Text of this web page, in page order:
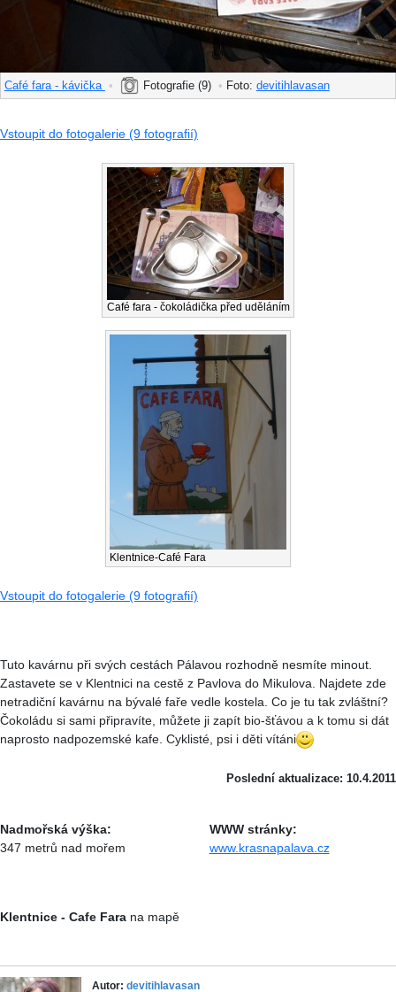
Café fara - kávička • Fotografie (9) • Foto: devitihlavasan
Vstoupit do fotogalerie (9 fotografií)
Café fara - čokoládička před uděláním
Klentnice-Café Fara
Vstoupit do fotogalerie (9 fotografií)
Tuto kavárnu při svých cestách Pálavou rozhodně nesmíte minout.
Zastavete se v Klentnici na cestě z Pavlova do Mikulova. Najdete zde
netradiční kavárnu na bývalé faře vedle kostela. Co je tu tak zvláštní?
Čokoládu si sami připravíte, můžete ji zapít bio-šťávou a k tomu si dát
naprosto nadpozemské kafe. Cyklisté, psi i děti vítáni
Poslední aktualizace: 10.4.2011
Nadmořská výška:
347 metrů nad mořem
WWW stránky:
www.krasnapalava.cz
Klentnice - Cafe Fara na mapě
Autor: devitihlavasan